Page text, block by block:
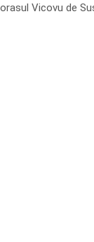
orasul Vicovu de